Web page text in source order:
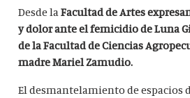
Desde laFacultad de Artes
y dolor ante el femicidio de Luna
de la Facultad de Ciencias
madre Mariel Zamudio.
El desmantelamiento de espacios